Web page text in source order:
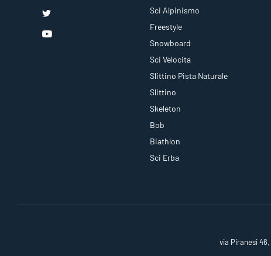
Sci Alpinismo
Freestyle
Snowboard
Sci Velocita
Slittino Pista Naturale
Slittino
Skeleton
Bob
Biathlon
Sci Erba
via Piranesi 46,